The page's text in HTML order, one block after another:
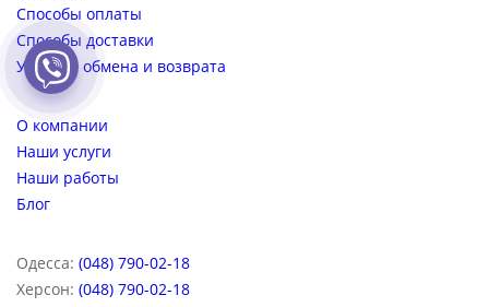
Способы оплаты
Способы доставки
Условия обмена и возврата
О компании
Наши услуги
Наши работы
Блог
Одесса: (048) 790-02-18
Херсон: (048) 790-02-18